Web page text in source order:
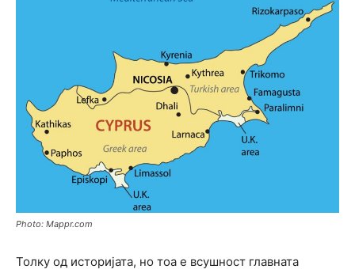
Photo: Mappr.com
Толку од историјата, но тоа е всушност главната